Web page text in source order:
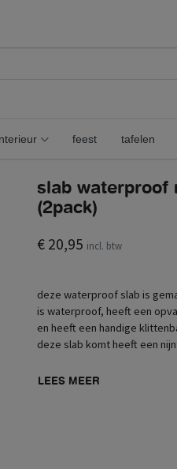
feest tafelen
slab waterproof
(2pack)
€ 20,95 incl. btw
deze waterproof slab is
is waterproof, heeft een
en heeft een handige
deze slab komt heeft een
LEES MEER